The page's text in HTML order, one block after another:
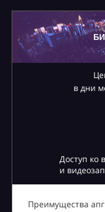
в дни
Доступ ко
и
Преимущества